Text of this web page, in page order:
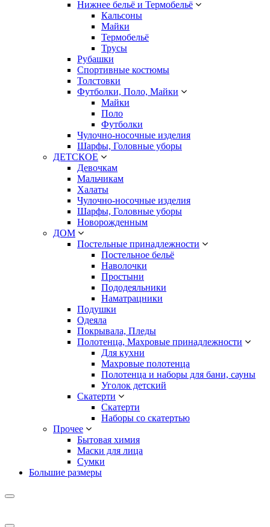
Нижнее бельё и Термобельё
Кальсоны
Майки
Термобельё
Трусы
Рубашки
Спортивные костюмы
Толстовки
Футболки, Поло, Майки
Майки
Поло
Футболки
Чулочно-носочные изделия
Шарфы, Головные уборы
ДЕТСКОЕ
Девочкам
Мальчикам
Халаты
Чулочно-носочные изделия
Шарфы, Головные уборы
Новорожденным
ДОМ
Постельные принадлежности
Постельное бельё
Наволочки
Простыни
Пододеяльники
Наматрацники
Подушки
Одеяла
Покрывала, Пледы
Полотенца, Махровые принадлежности
Для кухни
Махровые полотенца
Полотенца и наборы для бани, сауны
Уголок детский
Скатерти
Скатерти
Наборы со скатертью
Прочее
Бытовая химия
Маски для лица
Сумки
Большие размеры